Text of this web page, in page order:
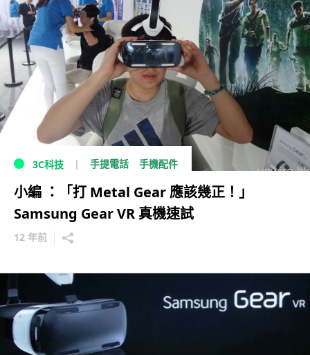
3C科技 手提電話 手機配件
小編 ：「打 Metal Gear 應該幾正！」
Samsung Gear VR 真機速試
12 年前